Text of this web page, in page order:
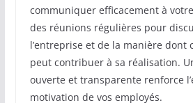
communiquer efficacement à
des réunions régulières pour
l’entreprise et de la manière dont
peut contribuer à sa réalisation.
ouverte et transparente renforce
motivation de vos employés.